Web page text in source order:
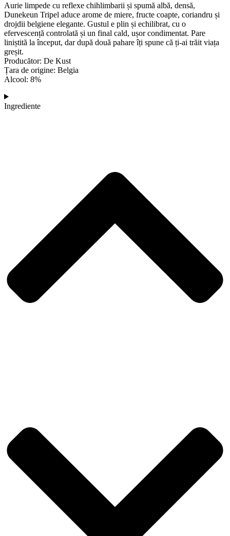
Aurie limpede cu reflexe chihlimbarii și spumă albă, densă,
Dunekeun Tripel aduce arome de miere, fructe coapte, coriandru și
drojdii belgiene elegante. Gustul e plin și echilibrat, cu o
efervescență controlată și un final cald, ușor condimentat. Pare
liniștită la început, dar după două pahare îți spune că ți-ai trăit viața
greșit.
Producător: De Kust
Țara de origine: Belgia
Alcool: 8%
Ingrediente